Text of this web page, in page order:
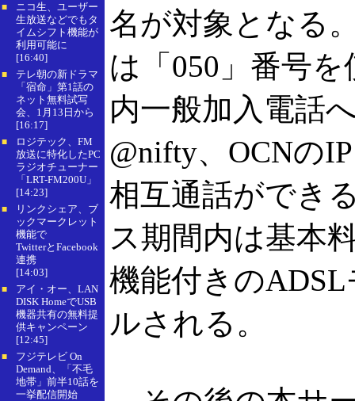
■
ニコ生、ユーザー
生放送などでもタ
イムシフト機能が
利用可能に
[16:40]
■
テレ朝の新ドラマ
「宿命」第1話の
ネット無料試写
会、1月13日から
[16:17]
■
ロジテック、FM
放送に特化したPC
ラジオチューナー
「LRT-FM200U」
[14:23]
■
リンクシェア、ブ
ックマークレット
機能で
TwitterとFacebook
連携
[14:03]
■
アイ・オー、LAN
DISK HomeでUSB
機器共有の無料提
供キャンペーン
[12:45]
■
フジテレビ On
Demand、「不毛
地帯」前半10話を
一挙配信開始
名が対象となる
は「050」番号
内一般加入電話
@nifty、OCNの
相互通話ができ
ス期間内は基本
機能付きの
ルされる。